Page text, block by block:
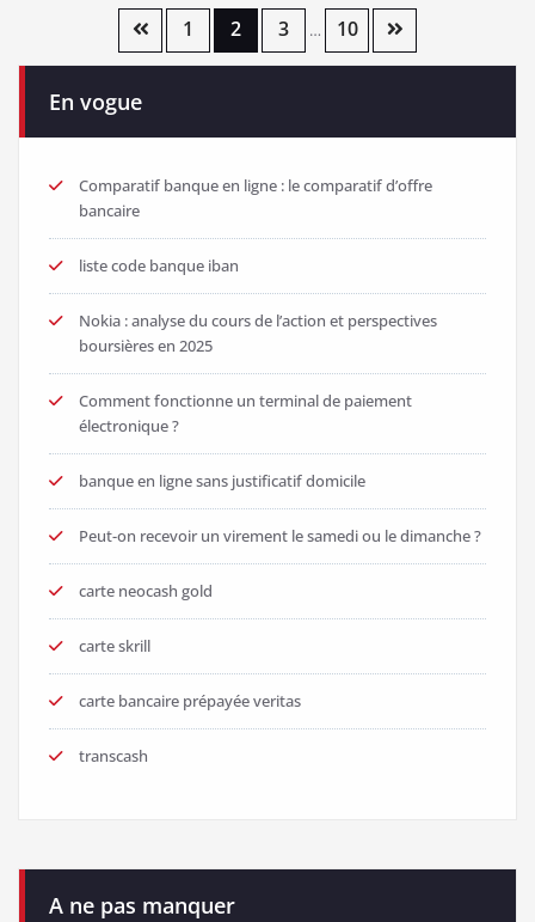
Pagination
publications
1 2 3 … 10
En vogue
Comparatif banque en ligne : le comparatif d’offre
bancaire
liste code banque iban
Nokia : analyse du cours de l’action et perspectives
boursières en 2025
Comment fonctionne un terminal de paiement
électronique ?
banque en ligne sans justificatif domicile
Peut-on recevoir un virement le samedi ou le dimanche ?
carte neocash gold
carte skrill
carte bancaire prépayée veritas
transcash
A ne pas manquer